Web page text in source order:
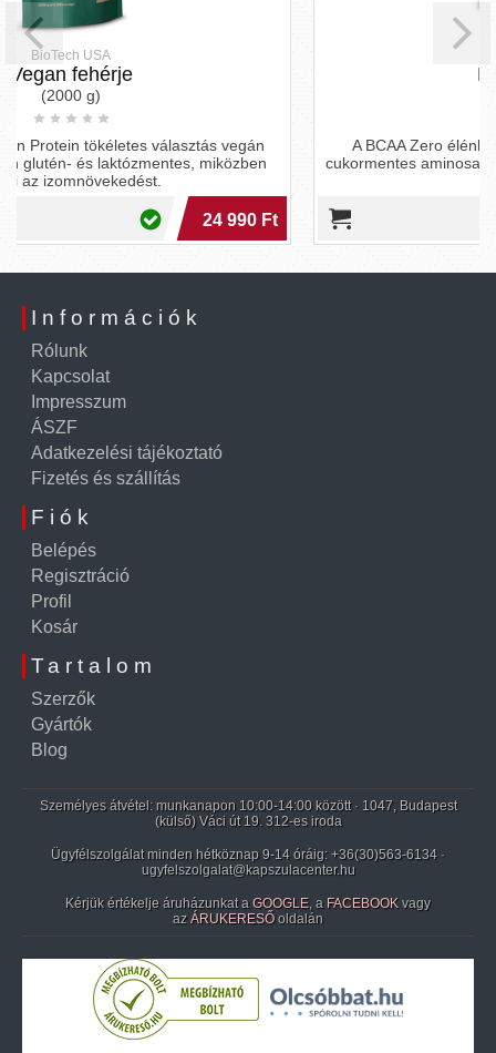
A BCAA Zero élénkítő hatású, zsírégetést támogató,
cukormentes aminosav formula, ami megdobja az edzéseid
Információk
Rólunk
Kapcsolat
Impresszum
ÁSZF
Adatkezelési tájékoztató
Fizetés és szállítás
Fiók
Belépés
Regisztráció
Profil
Kosár
Tartalom
Szerzők
Gyártók
Blog
Személyes átvétel: munkanapon 10:00-14:00 között · 1047, Budapest
(külső) Váci út 19. 312-es iroda
Ügyfélszolgálat minden hétköznap 9-14 óráig: +36(30)563-6134 ·
ugyfelszolgalat@kapszulacenter.hu
Kérjük értékelje áruházunkat a GOOGLE, a FACEBOOK vagy
az ÁRUKERESŐ oldalán